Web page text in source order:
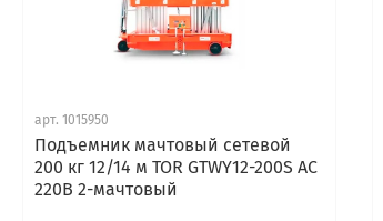
арт.1015950
Подъемник мачтовый сетевой
200 кг 12/14 м TOR GTWY12-200S AC
220В 2-мачтовый